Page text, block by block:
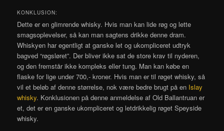
KONKLUSION:
Dette er en glimrende whisky. Hvis man kan lide røg og lette
smagsoplevelser, så kan man sagtens drikke denne dram.
Whiskyen har egentligt at ganske let og ukompliceret udtryk
bagved “røgsløret”. Der bliver ikke sat de store krav til nyderen,
og den fremstår ikke kompleks eller tung. Man kan købe en
flaske for lige under 700,- kroner. Hvis man er til røget whisky, så
vil et beløb af denne størrelse, nok være bedre brugt på en Islay
whisky. Konklusionen på denne anmeldelse af Old Ballantruan er
et, det er en ganske ukompliceret og letdrikkelig røget Speyside
whisky.